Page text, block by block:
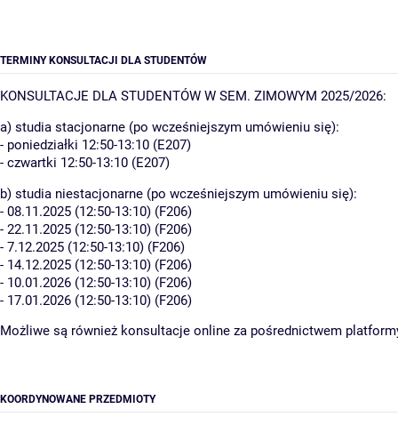
TERMINY KONSULTACJI DLA STUDENTÓW
KONSULTACJE DLA STUDENTÓW W SEM. ZIMOWYM 2025/2026:
a) studia stacjonarne (po wcześniejszym umówieniu się):
- poniedziałki 12:50-13:10 (E207)
- czwartki 12:50-13:10 (E207)
b) studia niestacjonarne (po wcześniejszym umówieniu się):
- 08.11.2025 (12:50-13:10) (F206)
- 22.11.2025 (12:50-13:10) (F206)
- 7.12.2025 (12:50-13:10) (F206)
- 14.12.2025 (12:50-13:10) (F206)
- 10.01.2026 (12:50-13:10) (F206)
- 17.01.2026 (12:50-13:10) (F206)
Możliwe są również konsultacje online za pośrednictwem
KOORDYNOWANE PRZEDMIOTY